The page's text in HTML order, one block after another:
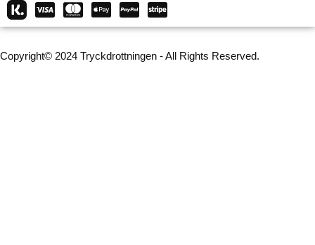
Copyright© 2024 Tryckdrottningen - All Rights Reserved.